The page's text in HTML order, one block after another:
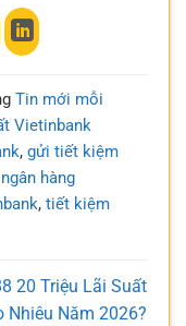
Tin mới mỗi
Vietinbank
, gửi tiết kiệm
hàng
, tiết kiệm
20 Triệu Lãi Suất
Nhiêu Năm 2026?